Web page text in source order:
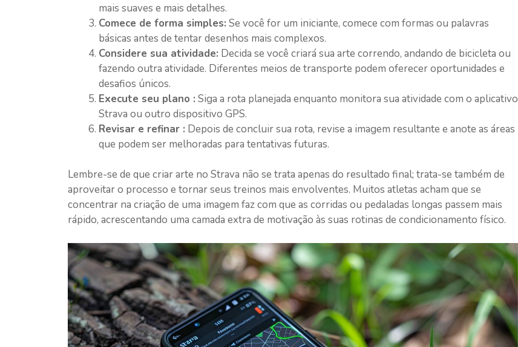
mais suaves e mais detalhes.
Comece de forma simples: Se você for um iniciante, comece com formas ou palavras
básicas antes de tentar desenhos mais complexos.
Considere sua atividade: Decida se você criará sua arte correndo, andando de bicicleta ou
fazendo outra atividade. Diferentes meios de transporte podem oferecer oportunidades e
desafios únicos.
Execute seu plano : Siga a rota planejada enquanto monitora sua atividade com o aplicativo
Strava ou outro dispositivo GPS.
Revisar e refinar : Depois de concluir sua rota, revise a imagem resultante e anote as áreas
que podem ser melhoradas para tentativas futuras.
Lembre-se de que criar arte no Strava não se trata apenas do resultado final; trata-se também de
aproveitar o processo e tornar seus treinos mais envolventes. Muitos atletas acham que se
concentrar na criação de uma imagem faz com que as corridas ou pedaladas longas passem mais
rápido, acrescentando uma camada extra de motivação às suas rotinas de condicionamento físico.